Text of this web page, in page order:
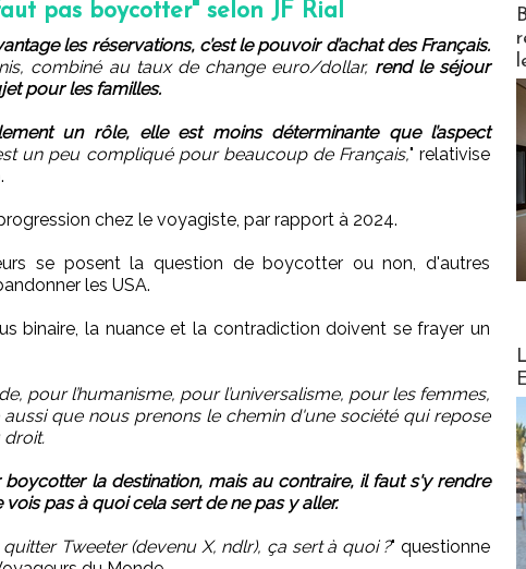
pas boycotter" selon JF Rial
les réservations, c’est le pouvoir d’achat des Français.
combiné au taux de change euro/dollar, rend le séjour
pour les familles.
un rôle, elle est moins déterminante que l’aspect
un peu compliqué pour beaucoup de Français," relativise
chez le voyagiste, par rapport à 2024.
se posent la question de boycotter ou non, d'autres
les USA.
binaire, la nuance et la contradiction doivent se frayer un
pour l’humanisme, pour l’universalisme, pour les femmes,
que nous prenons le chemin d'une société qui repose
droit.
la destination, mais au contraire, il faut s'y rendre
pas à quoi cela sert de ne pas y aller.
Tweeter (devenu X, ndlr), ça sert à quoi ?" questionne